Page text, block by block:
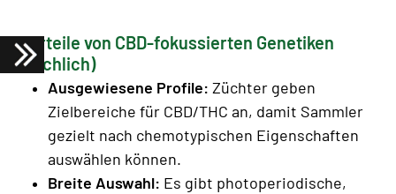
Vorteile von CBD-fokussierten Genetiken
(sachlich)
Ausgewiesene Profile: Züchter geben
Zielbereiche für CBD/THC an, damit Sammler
gezielt nach chemotypischen Eigenschaften
auswählen können.
Breite Auswahl: Es gibt photoperiodische,